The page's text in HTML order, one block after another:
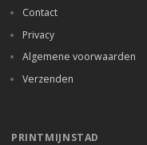
Contact
Privacy
Algemene voorwaarden
Verzenden
PRINTMIJNSTAD